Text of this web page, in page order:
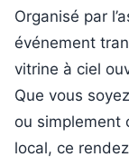
Organisé par
événement
vitrine à ciel
Que vous
ou simplement
local, ce